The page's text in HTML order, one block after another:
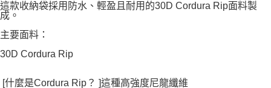
這款收納袋採用防水、輕盈且耐用的30D Cordura Rip面料製
成。
主要面料：
30D Cordura Rip
[什麼是Cordura Rip？ ]這種高強度尼龍纖維